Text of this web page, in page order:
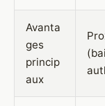
Avanta
ges
princip
aux